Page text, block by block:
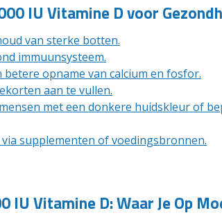
IU Vitamine D voor
van sterke botten.
immuunsysteem.
betere opname van calcium en fosfor.
aan te vullen.
met een donkere huidskleur of
supplementen of voedingsbronnen.
IU Vitamine D: Waar Je Op